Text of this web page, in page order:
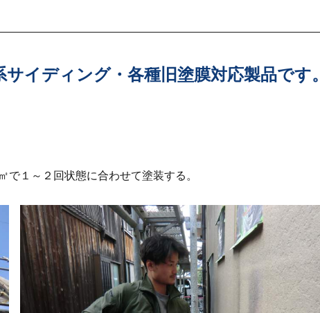
イディング・各種旧塗膜対応製品です。
で１～２回状態に合わせて塗装する。